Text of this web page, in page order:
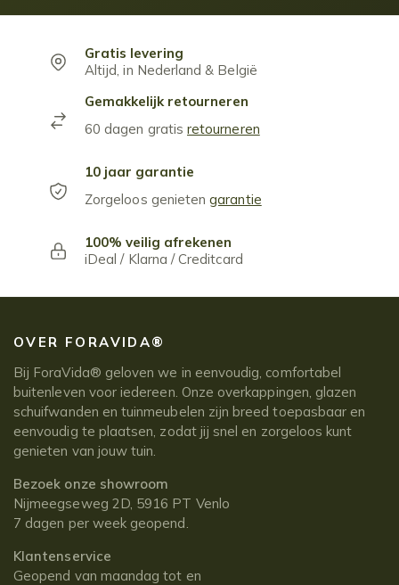
Gratis levering
Altijd, in Nederland & België
Gemakkelijk retourneren
60 dagen gratisretourneren
10 jaar garantie
Zorgeloos genietengarantie
100% veilig afrekenen
iDeal / Klarna / Creditcard
OVER FORAVIDA®
Bij ForaVida® geloven we in eenvoudig, comfortabel
buitenleven voor iedereen. Onze overkappingen, glazen
schuifwanden en tuinmeubelen zijn breed toepasbaar en
eenvoudig te plaatsen, zodat jij snel en zorgeloos kunt
genieten van jouw tuin.
Bezoek onze showroom
Nijmeegseweg 2D, 5916 PT Venlo
7 dagen per week geopend.
Klantenservice
Geopend van maandag tot en